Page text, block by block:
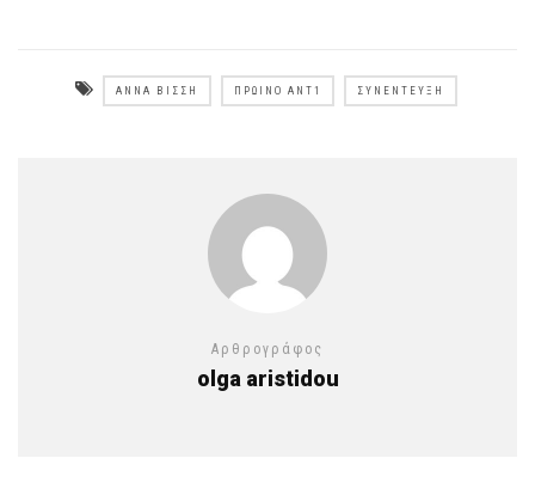
ΆΝΝΑ ΒΊΣΣΗ ΠΡΩΙΝΌ ANT1 ΣΥΝΈΝΤΕΥΞΗ
Αρθρογράφος
olga aristidou